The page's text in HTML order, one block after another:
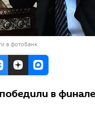
в фотобанк
в